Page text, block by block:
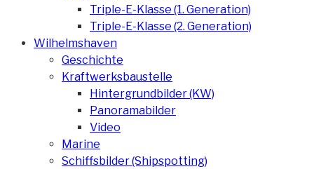
Triple-E-Klasse (1. Generation)
Triple-E-Klasse (2. Generation)
Wilhelmshaven
Geschichte
Kraftwerksbaustelle
Hintergrundbilder (KW)
Panoramabilder
Video
Marine
Schiffsbilder (Shipspotting)